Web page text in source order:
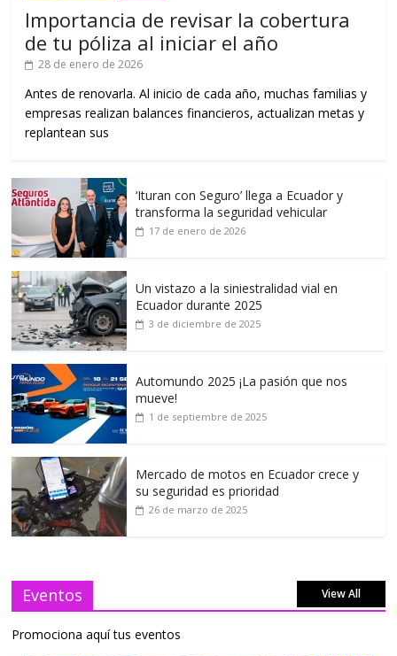
Importancia de revisar la cobertura
de tu póliza al iniciar el año
28 de enero de 2026
Antes de renovarla. Al inicio de cada año, muchas familias y
empresas realizan balances financieros, actualizan metas y
replantean sus
‘Ituran con Seguro’ llega a Ecuador y
transforma la seguridad vehicular
17 de enero de 2026
Un vistazo a la siniestralidad vial en
Ecuador durante 2025
3 de diciembre de 2025
Automundo 2025 ¡La pasión que nos
mueve!
1 de septiembre de 2025
Mercado de motos en Ecuador crece y
su seguridad es prioridad
26 de marzo de 2025
Eventos View All
Promociona aquí tus eventos